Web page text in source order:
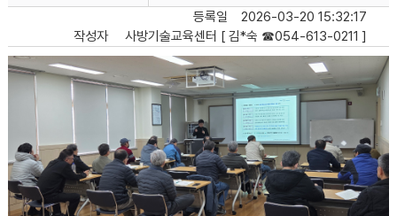
등록일
2026-03-20 15:32:17
작성자
사방기술교육센터 [ 김*숙 ☎054-613-0211 ]